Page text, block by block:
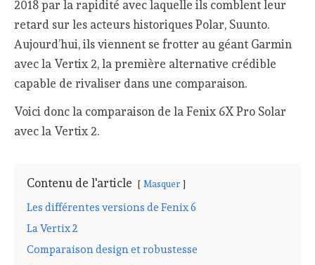
2018 par la rapidité avec laquelle ils comblent leur
retard sur les acteurs historiques Polar, Suunto.
Aujourd’hui, ils viennent se frotter au géant Garmin
avec la Vertix 2, la première alternative crédible
capable de rivaliser dans une comparaison.
Voici donc la comparaison de la Fenix 6X Pro Solar
avec la Vertix 2.
Contenu de l'article Masquer
Les différentes versions de Fenix 6
La Vertix 2
Comparaison design et robustesse